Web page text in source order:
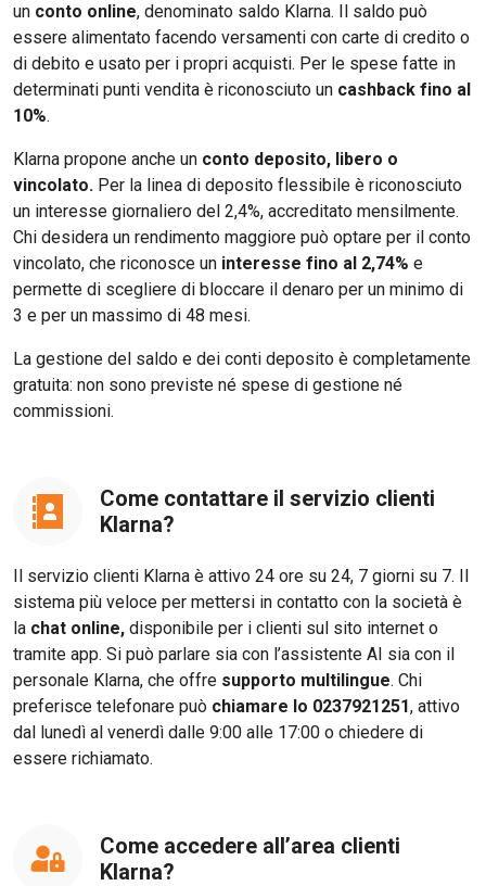
un conto online, denominato saldo Klarna. Il saldo può
essere alimentato facendo versamenti con carte di credito o
di debito e usato per i propri acquisti. Per le spese fatte in
determinati punti vendita è riconosciuto un cashback fino al
10%.
Klarna propone anche un conto deposito, libero o
vincolato. Per la linea di deposito flessibile è riconosciuto
un interesse giornaliero del 2,4%, accreditato mensilmente.
Chi desidera un rendimento maggiore può optare per il conto
vincolato, che riconosce un interesse fino al 2,74% e
permette di scegliere di bloccare il denaro per un minimo di
3 e per un massimo di 48 mesi.
La gestione del saldo e dei conti deposito è completamente
gratuita: non sono previste né spese di gestione né
commissioni.
Come contattare il servizio clienti
Klarna?
Il servizio clienti Klarna è attivo 24 ore su 24, 7 giorni su 7. Il
sistema più veloce per mettersi in contatto con la società è
la chat online, disponibile per i clienti sul sito internet o
tramite app. Si può parlare sia con l’assistente AI sia con il
personale Klarna, che offre supporto multilingue. Chi
preferisce telefonare può chiamare lo 0237921251, attivo
dal lunedì al venerdì dalle 9:00 alle 17:00 o chiedere di
essere richiamato.
Come accedere all’area clienti
Klarna?